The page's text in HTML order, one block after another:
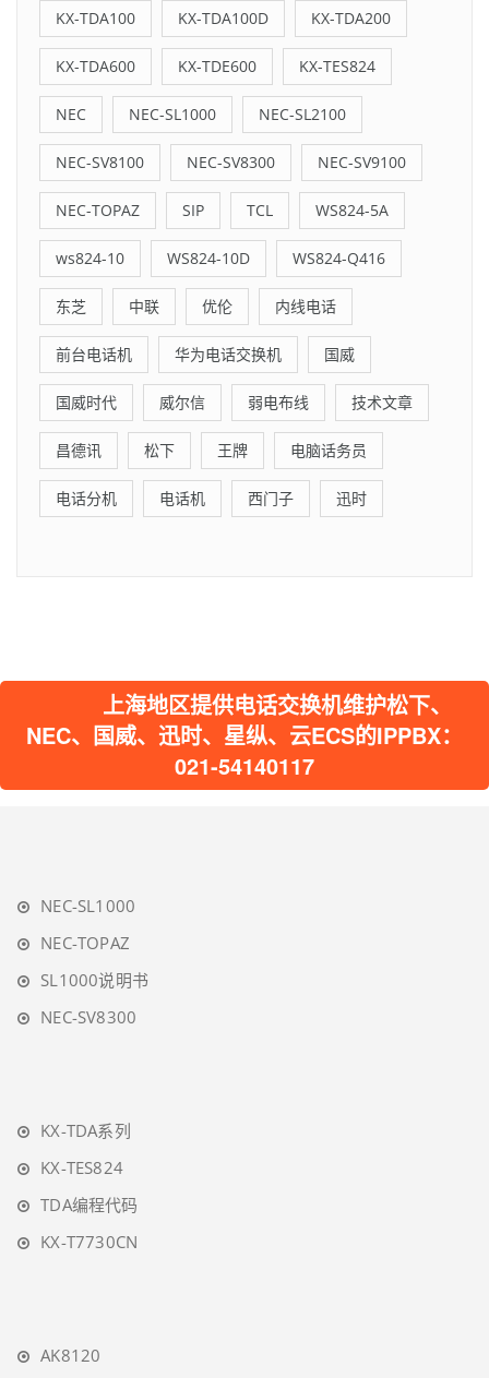
KX-TDA100 KX-TDA100D KX-TDA200
KX-TDA600 KX-TDE600 KX-TES824
NEC NEC-SL1000 NEC-SL2100
NEC-SV8100 NEC-SV8300 NEC-SV9100
NEC-TOPAZ SIP TCL WS824-5A
ws824-10 WS824-10D WS824-Q416
东芝 中联 优伦 内线电话
前台电话机 华为电话交换机 国威
国威时代 威尔信 弱电布线 技术文章
昌德讯 松下 王牌 电脑话务员
电话分机 电话机 西门子 迅时
上海地区提供电话交换机维护松下、
NEC、国威、迅时、星纵、云ECS的IPPBX：
021-54140117
NEC-SL1000
NEC-TOPAZ
SL1000说明书
NEC-SV8300
KX-TDA系列
KX-TES824
TDA编程代码
KX-T7730CN
AK8120